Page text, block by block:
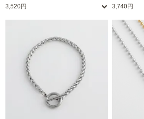
3,520円 3,740円